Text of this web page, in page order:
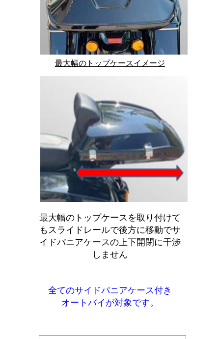
最大幅のトップケースイメージ
最大幅のトップケースを取り付けて
もスライドレールで後方に移動でサ
イドパニアケースの上下開閉に干渉
しません
全てのサイドパニアケース付き
オートバイが対象です。